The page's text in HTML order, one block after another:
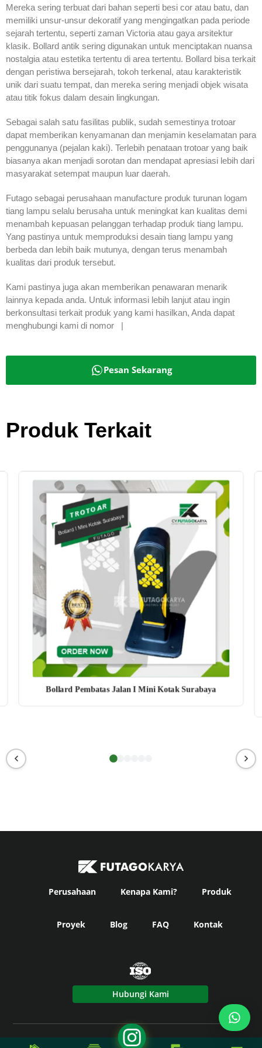
Mereka sering terbuat dari bahan seperti besi cor atau batu, dan
memiliki unsur-unsur dekoratif yang mengingatkan pada periode
sejarah tertentu, seperti zaman Victoria atau gaya arsitektur
klasik. Bollard antik sering digunakan untuk menciptakan nuansa
nostalgia atau estetika tertentu di area tertentu. Bollard bisa terkait
dengan peristiwa bersejarah, tokoh terkenal, atau karakteristik
unik dari suatu tempat, dan mereka sering menjadi objek wisata
atau titik fokus dalam desain lingkungan.
Sebagai salah satu fasilitas publik, sudah semestinya trotoar
dapat memberikan kenyamanan dan menjamin keselamatan para
penggunanya (pejalan kaki). Terlebih penataan trotoar yang baik
biasanya akan menjadi sorotan dan mendapat apresiasi lebih dari
masyarakat setempat maupun luar daerah.
Futago sebagai perusahaan manufacture produk turunan logam
tiang lampu selalu berusaha untuk meningkat kan kualitas demi
menambah kepuasan pelanggan terhadap produk tiang lampu.
Yang pastinya untuk memproduksi desain tiang lampu yang
berbeda dan lebih baik mutunya, dengan terus menambah
kualitas dari produk tersebut.
Kami pastinya juga akan memberikan penawaran menarik
lainnya kepada anda. Untuk informasi lebih lanjut atau ingin
berkonsultasi terkait produk yang kami hasilkan, Anda dapat
menghubungi kami di nomor |
Pesan Sekarang
Produk Terkait
Bollard Pembatas Jalan I Mini Kotak Surabaya
Perusahaan Kenapa Kami? Produk
Proyek Blog FAQ Kontak
Hubungi Kami
© Copyright Futago Karya2024. All Rights Reserved -